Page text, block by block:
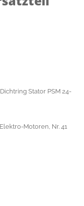
Stator PSM 24-
Motoren, Nr. 41